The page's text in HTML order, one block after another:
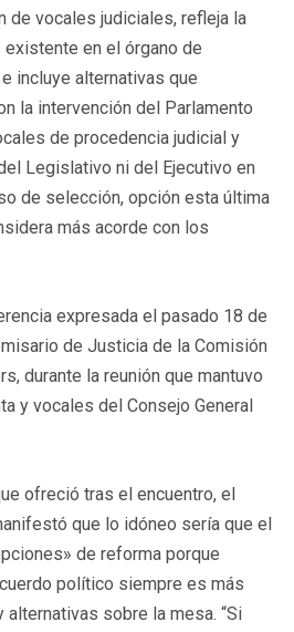
de vocales judiciales, refleja la
en el órgano de
incluye alternativas que
la intervención del Parlamento
de procedencia judicial y
Legislativo ni del Ejecutivo en
de selección, opción esta última
más acorde con los
expresada el pasado 18 de
de Justicia de la Comisión
durante la reunión que mantuvo
y vocales del Consejo General
ofreció tras el encuentro, el
que lo idóneo sería que el
de reforma porque
político siempre es más
alternativas sobre la mesa. “Si